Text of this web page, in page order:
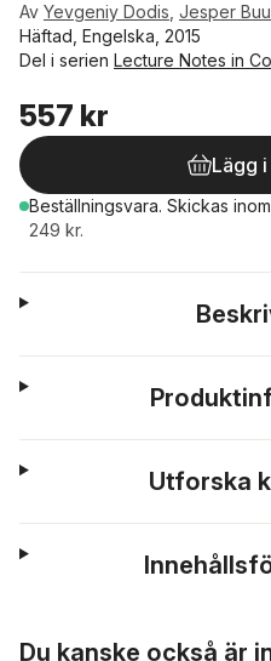
Av Yevgeniy Dodis Jesper
Häftad, Engelska, 2015
Del i serien Lecture Notes in
557 kr
Lägg
Beställningsvara. Skickas
249 kr.
Utforska
Du kanske också är